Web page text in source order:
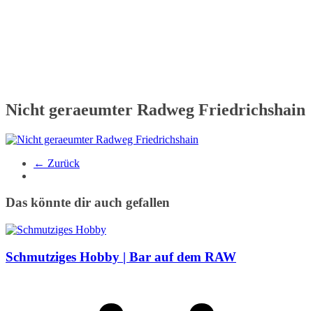
Nicht geraeumter Radweg Friedrichshain
← Zurück
Das könnte dir auch gefallen
Schmutziges Hobby | Bar auf dem RAW